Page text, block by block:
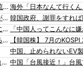
中国「台風接近！」台風13号「三峡直撃予測」中国「上流大洪水！（三峡上流」中国都市「8/5の映像（動画」三峡ダム「緊急放流（決壊危機」中国「下流大水害（震え声」→
英国人「日本代表で一番好き」上田綺世、プレミア移籍が浮上！現地サポが大興奮！獲得を望む声が〇到！【海外の反応】
海外「騙されるな！」日本で措置命令が出たステマ案件に海外興味津々！（海外の反応）
海外「その通り！」日本人ならどこでも発展させると語る世界的大富豪に海外が大騒ぎ
アメリカの長官が突然「私には○○がない！」と衝撃告白をしてしまうｗ 海外の反応。